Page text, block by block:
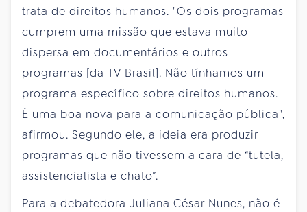
trata de direitos humanos. "Os dois programas
cumprem uma missão que estava muito
dispersa em documentários e outros
programas [da TV Brasil]. Não tínhamos um
programa específico sobre direitos humanos.
É uma boa nova para a comunicação pública",
afirmou. Segundo ele, a ideia era produzir
programas que não tivessem a cara de “tutela,
assistencialista e chato”.
Para a debatedora Juliana César Nunes, não é